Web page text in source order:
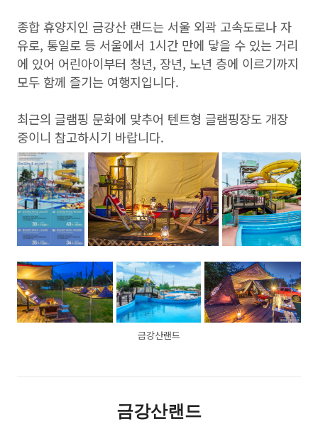
종합 휴양지인 금강산 랜드는 서울 외곽 고속도로나 자
유로, 통일로 등 서울에서 1시간 만에 닿을 수 있는 거리
에 있어 어린아이부터 청년, 장년, 노년 층에 이르기까지
모두 함께 즐기는 여행지입니다.
최근의 글램핑 문화에 맞추어 텐트형 글램핑장도 개장
중이니 참고하시기 바랍니다.
금강산랜드